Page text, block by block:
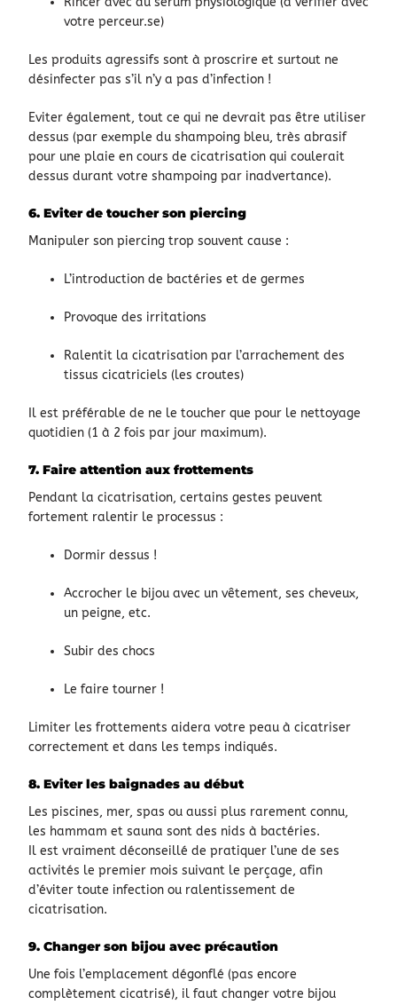
votre perceur.se)
Les produits agressifs sont à proscrire et surtout ne
désinfecter pas s’il n’y a pas d’infection !
Eviter également, tout ce qui ne devrait pas être utiliser
dessus (par exemple du shampoing bleu, très abrasif
pour une plaie en cours de cicatrisation qui coulerait
dessus durant votre shampoing par inadvertance).
6. Eviter de toucher son piercing
Manipuler son piercing trop souvent cause :
L’introduction de bactéries et de germes
Provoque des irritations
Ralentit la cicatrisation par l’arrachement des
tissus cicatriciels (les croutes)
Il est préférable de ne le toucher que pour le nettoyage
quotidien (1 à 2 fois par jour maximum).
7. Faire attention aux frottements
Pendant la cicatrisation, certains gestes peuvent
fortement ralentir le processus :
Dormir dessus !
Accrocher le bijou avec un vêtement, ses cheveux,
un peigne, etc.
Subir des chocs
Le faire tourner !
Limiter les frottements aidera votre peau à cicatriser
correctement et dans les temps indiqués.
8. Eviter les baignades au début
Les piscines, mer, spas ou aussi plus rarement connu,
les hammam et sauna sont des nids à bactéries.
Il est vraiment déconseillé de pratiquer l’une de ses
activités le premier mois suivant le perçage, afin
d’éviter toute infection ou ralentissement de
cicatrisation.
9. Changer son bijou avec précaution
Une fois l’emplacement dégonflé (pas encore
complètement cicatrisé), il faut changer votre bijou